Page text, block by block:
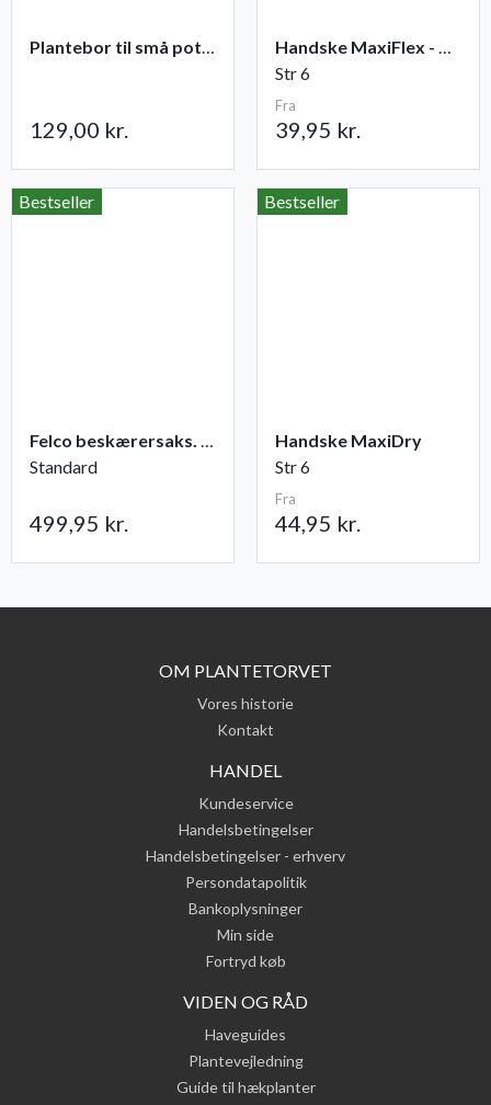
Plantebor til små potter
129,00 kr.
Handske MaxiFlex - Ultimate
Str 6
Fra
39,95 kr.
Bestseller
Felco beskærersaks. nr. 2
Standard
499,95 kr.
Bestseller
Handske MaxiDry
Str 6
Fra
44,95 kr.
OM PLANTETORVET
Vores historie
Kontakt
HANDEL
Kundeservice
Handelsbetingelser
Handelsbetingelser - erhverv
Persondatapolitik
Bankoplysninger
Min side
Fortryd køb
VIDEN OG RÅD
Haveguides
Plantevejledning
Guide til hækplanter